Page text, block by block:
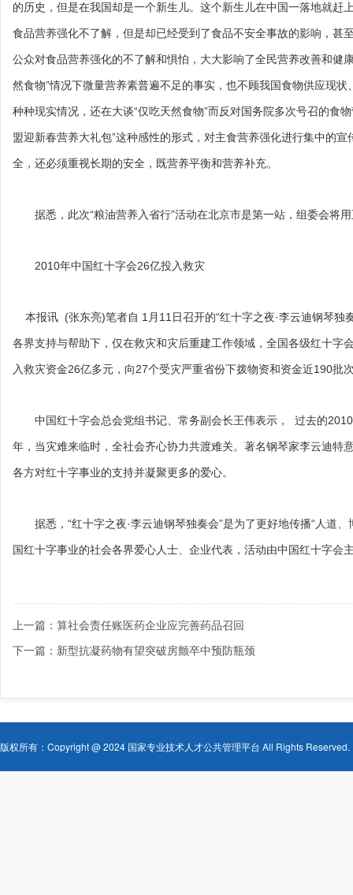
的历史，但是在我国却是一个新生儿。这个新生儿在中国一落地就赶
食品营养强化不了解，但是却已经受到了食品不安全事故的影响，甚
公众对食品营养强化的不了解和惧怕，大大影响了全民营养改善和健
然食物”情况下微量营养素普遍不足的事实，也不顾我国食物供应现
种种现实情况，还在大谈“仅吃天然食物”而反对国务院多次号召的食
盟迎新春营养大礼包”这种感性的形式，对主食营养强化进行集中的
全，还必须重视长期的安全，既营养平衡和营养补充。
据悉，此次“粮油营养入省行”活动在北京市是第一站，组委会将
2010年中国红十字会26亿投入救灾
本报讯 (张东亮)笔者自 1月11日召开的“红十字之夜·李云迪钢琴独
各界支持与帮助下，仅在救灾和灾后重建工作领域，全国各级红十字
入救灾资金26亿多元，向27个受灾严重省份下拨物资和资金近190批
中国红十字会总会党组书记、常务副会长王伟表示， 过去的2010
年，当灾难来临时，全社会齐心协力共渡难关。著名钢琴家李云迪特
各方对红十字事业的支持并凝聚更多的爱心。
据悉，“红十字之夜·李云迪钢琴独奏会”是为了更好地传播“人道、
国红十字事业的社会各界爱心人士、企业代表，活动由中国红十字会
上一篇：算社会责任账医药企业应完善药品召回
下一篇：新型抗凝药物有望突破房颤卒中预防瓶颈
版权所有：Copyright @ 2024 国家专业技术人才公共管理平台 All Rights Reserved.